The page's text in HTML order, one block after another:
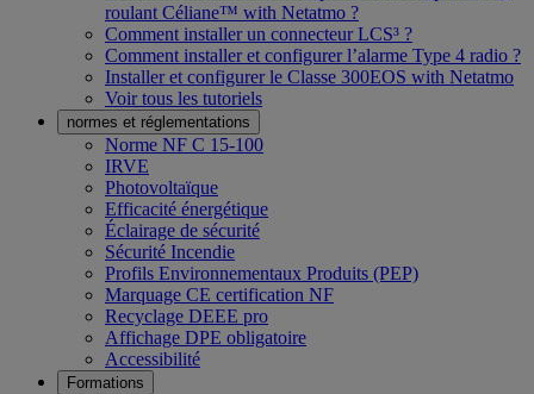
roulant Céliane™ with Netatmo ?
Comment installer un connecteur LCS³ ?
Comment installer et configurer l’alarme Type 4 radio ?
Installer et configurer le Classe 300EOS with Netatmo
Voir tous les tutoriels
normes et réglementations
Norme NF C 15-100
IRVE
Photovoltaïque
Efficacité énergétique
Éclairage de sécurité
Sécurité Incendie
Profils Environnementaux Produits (PEP)
Marquage CE certification NF
Recyclage DEEE pro
Affichage DPE obligatoire
Accessibilité
Formations